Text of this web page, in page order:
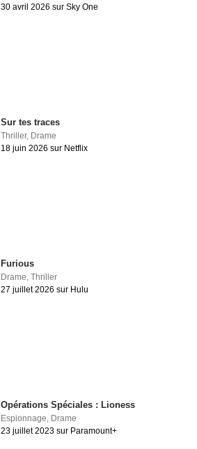
30 avril 2026 sur Sky One
Sur tes traces
Thriller, Drame
18 juin 2026 sur Netflix
Furious
Drame,Thriller
27 juillet 2026 sur Hulu
Opérations Spéciales : Lioness
Espionnage, Drame
23 juillet 2023 sur Paramount+